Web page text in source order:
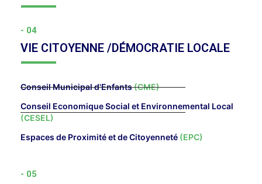
- 04
VIE CITOYENNE /DÉMOCRATIE LOCALE
Conseil Municipal d'Enfants(CME)
Conseil Economique Social et Environnemental Local
(CESEL)
Espaces de Proximité et de Citoyenneté (EPC)
- 05